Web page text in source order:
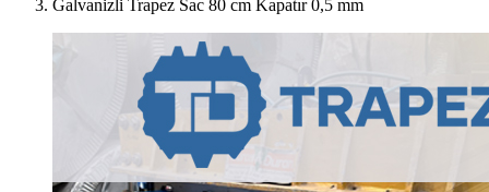
Galvanizli Trapez Sac 80 cm Kapatır 0,5 mm